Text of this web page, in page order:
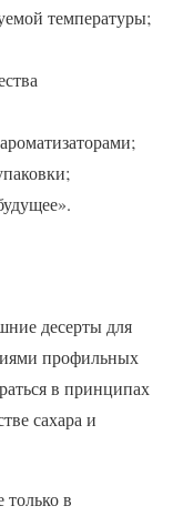
температуры;
десерты для
профильных
в принципах
сахара и
в